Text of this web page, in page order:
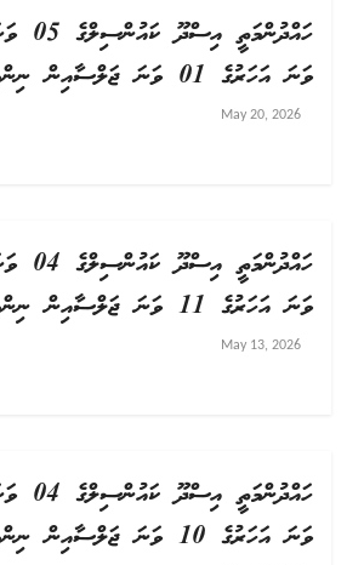
ވަނަ އަހަރުގެ 01 ވަނަ ޖަލްސާއިން ނިންމި ނިންމުންތައް
May 20, 2026
ވަނަ އަހަރުގެ 11 ވަނަ ޖަލްސާއިން ނިންމި ނިންމުންތައް
May 13, 2026
ވަނަ އަހަރުގެ 10 ވަނަ ޖަލްސާއިން ނިންމި ނިންމުންތައް